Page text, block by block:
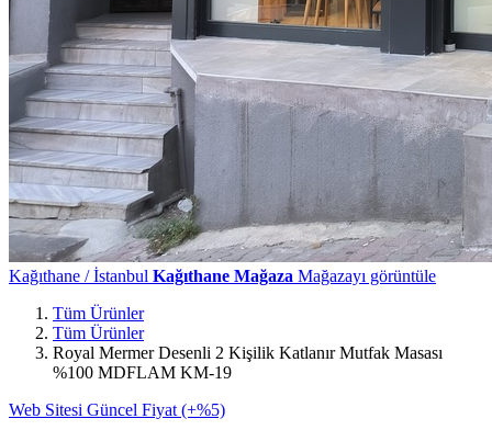
Kağıthane / İstanbul Kağıthane Mağaza Mağazayı görüntüle
Tüm Ürünler
Tüm Ürünler
Royal Mermer Desenli 2 Kişilik Katlanır Mutfak Masası
%100 MDFLAM KM-19
Web Sitesi Güncel Fiyat (+%5)